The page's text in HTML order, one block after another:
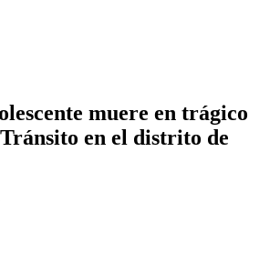
muere en trágico
en el distrito de